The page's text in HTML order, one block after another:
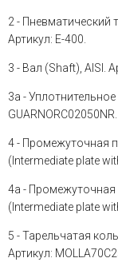
2 - Пневматический
Артикул: E-400.
3 - Вал (Shaft), AISI.
3a -
GUARNORC02050NR.
4 - Промежуточная
(Intermediate plate
4a -
(Intermediate plate
5 - Тарельчатая
Артикул: